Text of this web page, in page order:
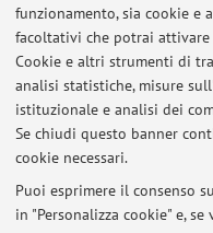
funzionamento, sia cookie e
facoltativi che potrai
Cookie e altri strumenti di
analisi statistiche, misure
istituzionale e analisi dei
Se chiudi questo banner
cookie necessari.
Puoi esprimere il consenso
in "Personalizza cookie" e,
Ciclo di seminari "At the
Collecting Manuscripts in
Empire: The Marsili Case"
Pubblicato il: 29 ottobre 2025
Ciclo di seminari: At the